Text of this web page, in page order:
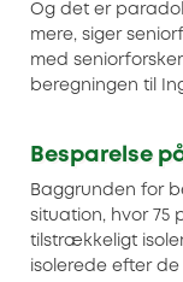
Og det er
mere, siger
med
beregningen til
Besparelse
Baggrunden for
situation, hvor 75
tilstrækkeligt
isolerede efter